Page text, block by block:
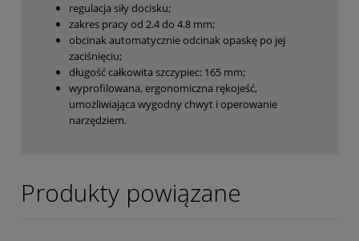
regulacja siły docisku;
zakres pracy od 2.4 do 4.8 mm;
obcinak automatycznie odcinak opaskę po jej
zaciśnięciu;
długość całkowita szczypiec: 165 mm;
wyprofilowana, ergonomiczna rękojeść,
umożliwiająca wygodny chwyt i operowanie
narzędziem.
Produkty powiązane